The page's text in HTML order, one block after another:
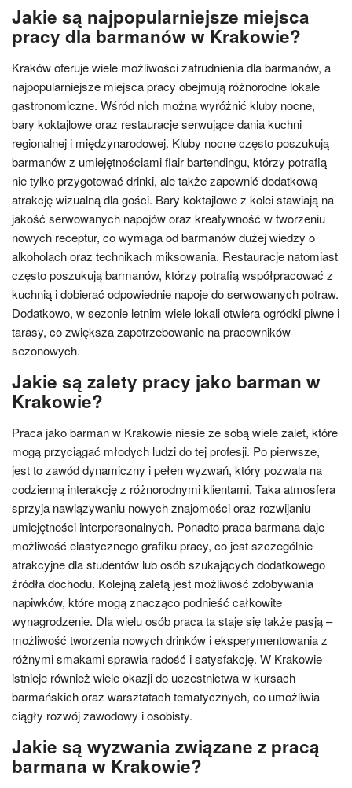
Jakie są najpopularniejsze miejsca
pracy dla barmanów w Krakowie?
Kraków oferuje wiele możliwości zatrudnienia dla barmanów, a
najpopularniejsze miejsca pracy obejmują różnorodne lokale
gastronomiczne. Wśród nich można wyróżnić kluby nocne,
bary koktajlowe oraz restauracje serwujące dania kuchni
regionalnej i międzynarodowej. Kluby nocne często poszukują
barmanów z umiejętnościami flair bartendingu, którzy potrafią
nie tylko przygotować drinki, ale także zapewnić dodatkową
atrakcję wizualną dla gości. Bary koktajlowe z kolei stawiają na
jakość serwowanych napojów oraz kreatywność w tworzeniu
nowych receptur, co wymaga od barmanów dużej wiedzy o
alkoholach oraz technikach miksowania. Restauracje natomiast
często poszukują barmanów, którzy potrafią współpracować z
kuchnią i dobierać odpowiednie napoje do serwowanych potraw.
Dodatkowo, w sezonie letnim wiele lokali otwiera ogródki piwne i
tarasy, co zwiększa zapotrzebowanie na pracowników
sezonowych.
Jakie są zalety pracy jako barman w
Krakowie?
Praca jako barman w Krakowie niesie ze sobą wiele zalet, które
mogą przyciągać młodych ludzi do tej profesji. Po pierwsze,
jest to zawód dynamiczny i pełen wyzwań, który pozwala na
codzienną interakcję z różnorodnymi klientami. Taka atmosfera
sprzyja nawiązywaniu nowych znajomości oraz rozwijaniu
umiejętności interpersonalnych. Ponadto praca barmana daje
możliwość elastycznego grafiku pracy, co jest szczególnie
atrakcyjne dla studentów lub osób szukających dodatkowego
źródła dochodu. Kolejną zaletą jest możliwość zdobywania
napiwków, które mogą znacząco podnieść całkowite
wynagrodzenie. Dla wielu osób praca ta staje się także pasją –
możliwość tworzenia nowych drinków i eksperymentowania z
różnymi smakami sprawia radość i satysfakcję. W Krakowie
istnieje również wiele okazji do uczestnictwa w kursach
barmańskich oraz warsztatach tematycznych, co umożliwia
ciągły rozwój zawodowy i osobisty.
Jakie są wyzwania związane z pracą
barmana w Krakowie?